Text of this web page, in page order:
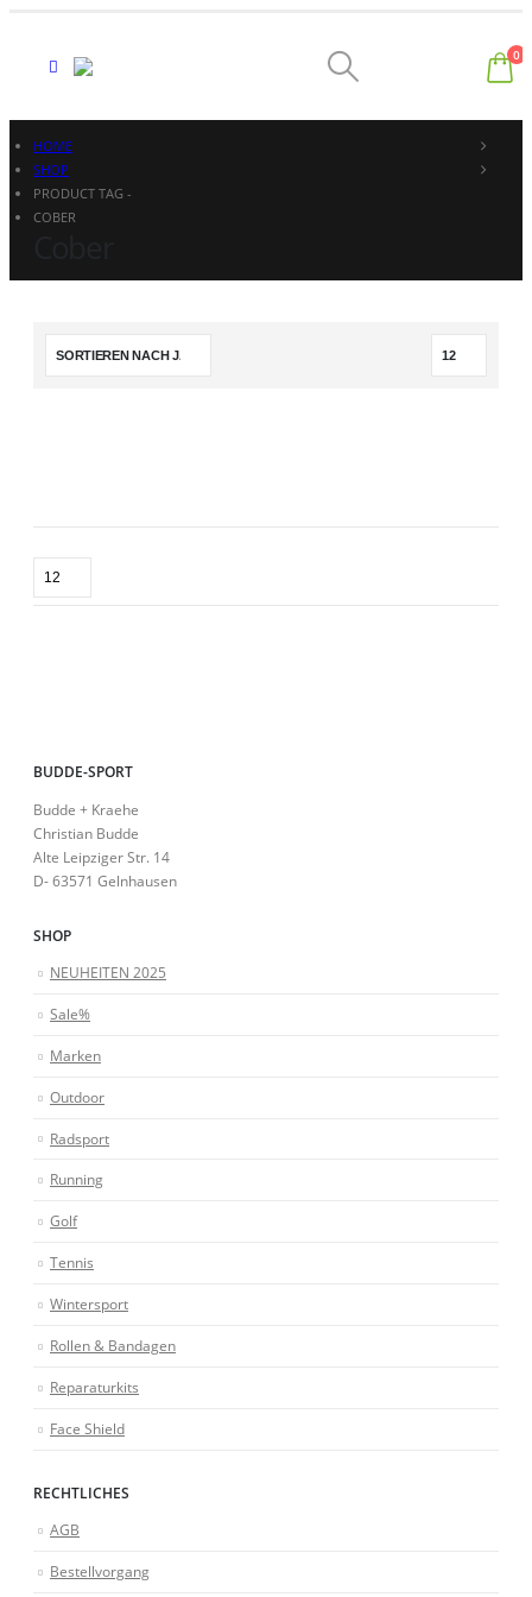
0
HOME
SHOP
PRODUCT TAG -
COBER
BUDDE-SPORT
Budde + Kraehe
Christian Budde
Alte Leipziger Str. 14
D- 63571 Gelnhausen
SHOP
NEUHEITEN 2025
Sale%
Marken
Outdoor
Radsport
Running
Golf
Tennis
Wintersport
Rollen & Bandagen
Reparaturkits
Face Shield
RECHTLICHES
AGB
Bestellvorgang